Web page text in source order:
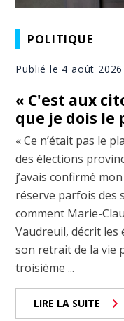
POLITIQUE
Publié le 4 août 2026
« C'est aux
que je dois le
« Ce n’était pas le
des élections
j’avais confirmé
réserve parfois des
comment Marie-
Vaudreuil, décrit
son retrait de la vie
troisième ...
LIRE LA SUITE